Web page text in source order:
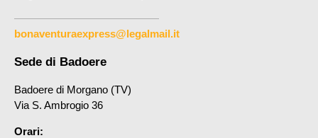
bonaventuraexpress@legalmail.it
Sede di Badoere
Badoere di Morgano (TV)
Via S. Ambrogio 36
Orari: